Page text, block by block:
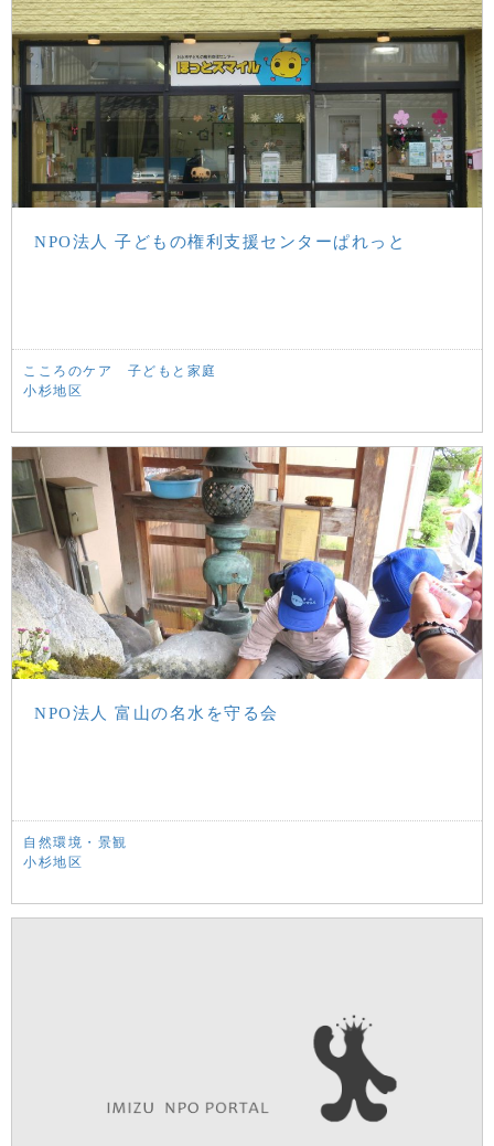
NPO法人 子どもの権利支援センターぱれっと
こころのケア
子どもと家庭
小杉地区
NPO法人 富山の名水を守る会
自然環境・景観
小杉地区